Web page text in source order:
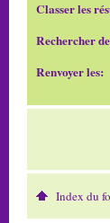
Classer les
Rechercher
Renvoyer les:
Index du